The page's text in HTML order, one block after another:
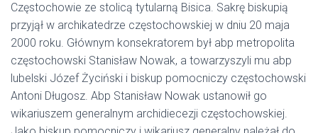
Częstochowie ze stolicą tytularną Bisica. Sakrę biskupią
przyjął w archikatedrze częstochowskiej w dniu 20 maja
2000 roku. Głównym konsekratorem był abp metropolita
częstochowski Stanisław Nowak, a towarzyszyli mu abp
lubelski Józef Życiński i biskup pomocniczy częstochowski
Antoni Długosz. Abp Stanisław Nowak ustanowił go
wikariuszem generalnym archidiecezji częstochowskiej.